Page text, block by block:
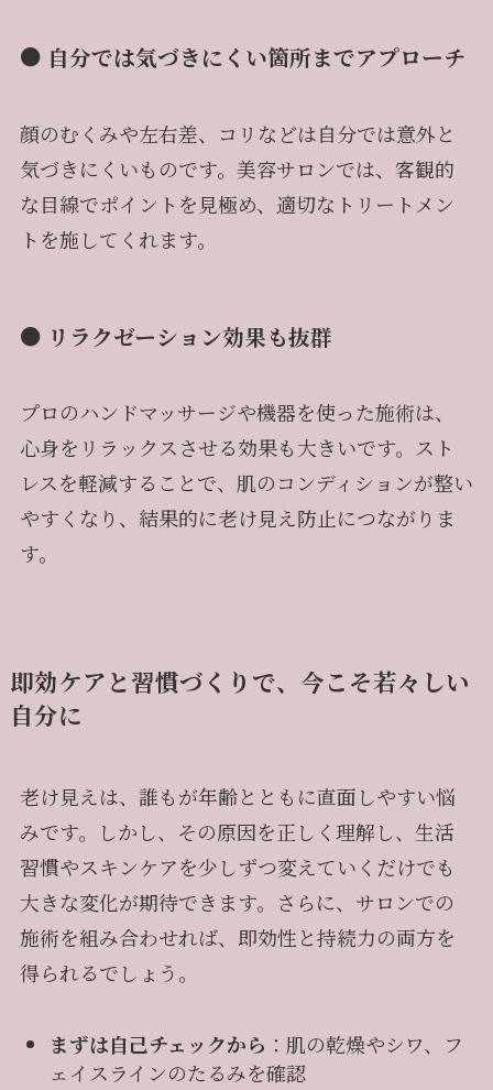
● 自分では気づきにくい箇所までアプローチ
顔のむくみや左右差、コリなどは自分では意外と
気づきにくいものです。美容サロンでは、客観的
な目線でポイントを見極め、適切なトリートメン
トを施してくれます。
● リラクゼーション効果も抜群
プロのハンドマッサージや機器を使った施術は、
心身をリラックスさせる効果も大きいです。スト
レスを軽減することで、肌のコンディションが整い
やすくなり、結果的に老け見え防止につながりま
す。
即効ケアと習慣づくりで、今こそ若々しい
自分に
老け見えは、誰もが年齢とともに直面しやすい悩
みです。しかし、その原因を正しく理解し、生活
習慣やスキンケアを少しずつ変えていくだけでも
大きな変化が期待できます。さらに、サロンでの
施術を組み合わせれば、即効性と持続力の両方を
得られるでしょう。
まずは自己チェックから ：肌の乾燥やシワ、フ
ェイスラインのたるみを確認